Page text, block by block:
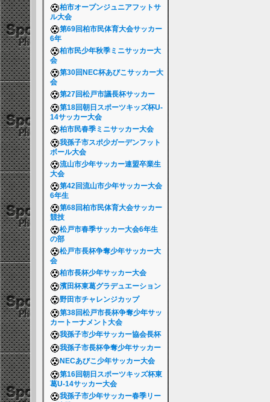
柏市オープンジュニアフットサ
ル大会
第69回柏市民体育大会サッカー
6年
柏市民少年秋季ミニサッカー大
会
第30回NEC杯あびこサッカー大
会
第27回松戸市議長杯サッカー
第18回朝日スポーツキッズ杯U-
14サッカー大会
柏市民春季ミニサッカー大会
我孫子市スポ少ガーデンフット
ボール大会
流山市少年サッカー連盟卒業生
大会
第42回流山市少年サッカー大会
6年生
第68回柏市民体育大会サッカー
競技
松戸市春季サッカー大会6年生
の部
松戸市長杯争奪少年サッカー大
会
柏市長杯少年サッカー大会
濱田杯東葛グラデュエーション
野田市チャレンジカップ
第38回松戸市長杯争奪少年サッ
カートーナメント大会
我孫子市少年サッカー協会長杯
我孫子市長杯争奪少年サッカー
NECあびこ少年サッカー大会
第16回朝日スポーツキッズ杯東
葛U-14サッカー大会
我孫子市少年サッカー春季リー